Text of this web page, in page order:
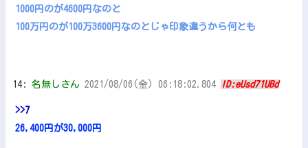
1000円のが4600円なのと
100万円のが100万3600円なのとじゃ印象違うから何とも
14: 名無しさん 2021/08/06(金) 06:18:02.804 ID:eUsd71UBd
>>7
26,400円が30,000円